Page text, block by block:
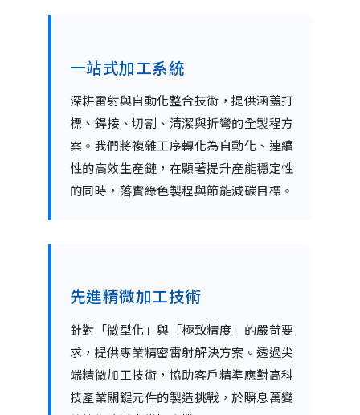
一站式加工系統
深耕雷射與自動化整合技術，提供涵蓋打
標、銲接、切割、清潔與折彎的全製程方
案。我們將複雜工序轉化為自動化、連續
性的高效生產鏈，在顯著提升產能穩定性
的同時，落實綠色製程與節能減碳目標。
先進精微加工技術
針對「微型化」與「極致精度」的嚴苛要
求，提供專業精密雷射解決方案。透過尖
端精微加工技術，協助客戶精準應對高科
技產業關鍵元件的製造挑戰，於瞬息萬變